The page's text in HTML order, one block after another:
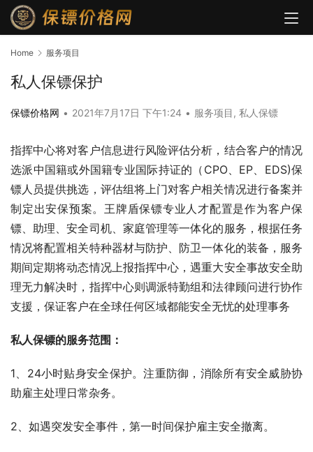
Home 服务项目
私人保镖保护
保镖价格网 • 2021年7月17日 下午1:24 • 服务项目 , 私人保镖
指挥中心将对客户信息进行风险评估分析，结合客户的情况
选派中国籍或外国籍专业国际持证的（CPO、EP、EDS)保
镖人员提供挑选，评估组将上门对客户相关情况进行备案并
制定出安保预案。王牌盾保镖专业人才配置是作为客户保
镖、助理、安全司机、家庭管理等一体化的服务，根据任务
情况将配置相关特种器材与防护、防卫一体化的装备，服务
期间定期将动态情况上报指挥中心，遇重大安全事故安全助
理无力解决时，指挥中心则调派特勤组和法律顾问进行协作
支援，保证客户在全球任何区域都能安全无忧的处理事务
私人保镖的服务范围：
1、24小时贴身安全保护。注重防御，消除所有安全威胁协
助雇主处理日常杂务。
2、如遇突发安全事件，第一时间保护雇主安全撤离。